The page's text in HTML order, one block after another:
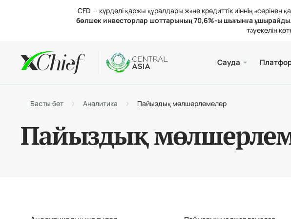
CFD — күрделі қаржы құралдары және кредиттік иіннің әсерінен
бөлшек инвесторлар шоттарының 70,6%-ы шығынға ұшырайды.
тәуекелін
Сауда
Сауда құралдары
Үстелдік және веб.
MetaTrader 5 Веб-
Аналитика
Пайыздық
Компания туралы
Компания
Басты бет Аналитика Пайыздық мөлшерлемелер
Пайыздық